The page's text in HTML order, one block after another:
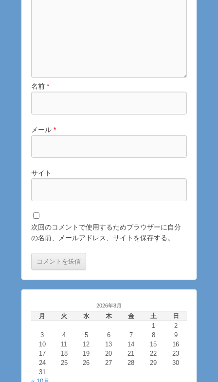
名前 *
メール *
サイト
次回のコメントで使用するためブラウザーに自分
の名前、メールアドレス、サイトを保存する。
2026年8月
月 火 水 木 金 土
日
1
2
3
4 5 6 7 8
9
10
11 12 13 14 15
16
17
18 19 20 21 22
23
24
25 26 27 28 29
30
31